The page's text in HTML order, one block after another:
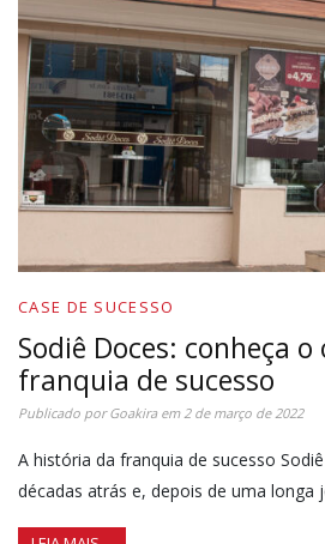
CASE DE SUCESSO
Sodiê Doces: conheça o
franquia de sucesso
Publicado porGoakiraem2 de março de 2022
A história da franquia de sucesso
décadas atrás e, depois de uma